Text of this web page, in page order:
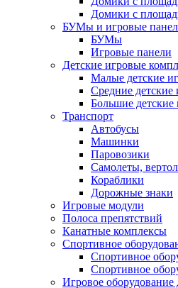
Домики с
БУМы и игровые
БУМы
Игровые панели
Детские игровые
Малые детские
Средние
Большие
Транспорт
Автобусы
Машинки
Паровозики
Самолеты,
Кораблики
Дорожные знаки
Игровые модули
Полоса препятствий
Канатные комплексы
Спортивное
Спортивное
Спортивное
Игровое